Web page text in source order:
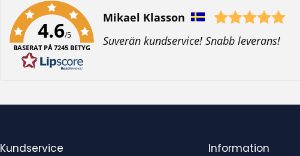
4.6/5
BASERAT PÅ 7245 BETYG
Författare:
Mikael Klasson
T
Suverän kundservice! Snabb leverans!
Kundservice Information